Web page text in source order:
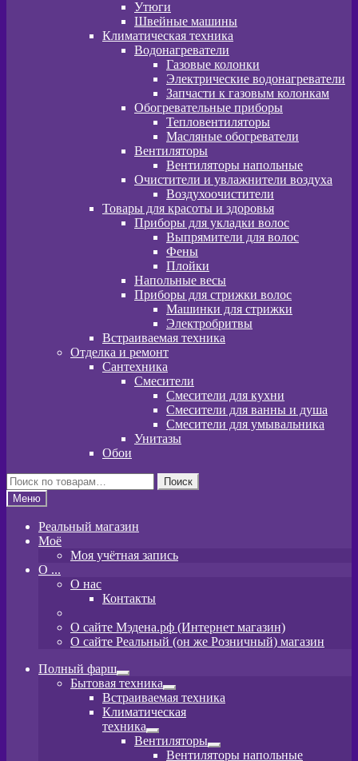
Утюги
Швейные машины
Климатическая техника
Водонагреватели
Газовые колонки
Электрические водонагреватели
Запчасти к газовым колонкам
Обогревательные приборы
Тепловентиляторы
Масляные обогреватели
Вентиляторы
Вентиляторы напольные
Очистители и увлажнители воздуха
Воздухоочистители
Товары для красоты и здоровья
Приборы для укладки волос
Выпрямители для волос
Фены
Плойки
Напольные весы
Приборы для стрижки волос
Машинки для стрижки
Электробритвы
Встраиваемая техника
Отделка и ремонт
Сантехника
Смесители
Смесители для кухни
Смесители для ванны и душа
Смесители для умывальника
Унитазы
Обои
Искать:
Поиск
Меню
Реальный магазин
Моё
Моя учётная запись
O ...
О нас
Контакты
О сайте Мэдена.рф (Интернет магазин)
О сайте Реальный (он же Розничный) магазин
Полный фарш
Развернутое
вложенное
меню
Бытовая техника
Развернутое
вложенное
меню
Встраиваемая техника
Климатическая
техника
Развернутое
вложенное
Вентиляторы
Развернутое
Вентиляторы напольные